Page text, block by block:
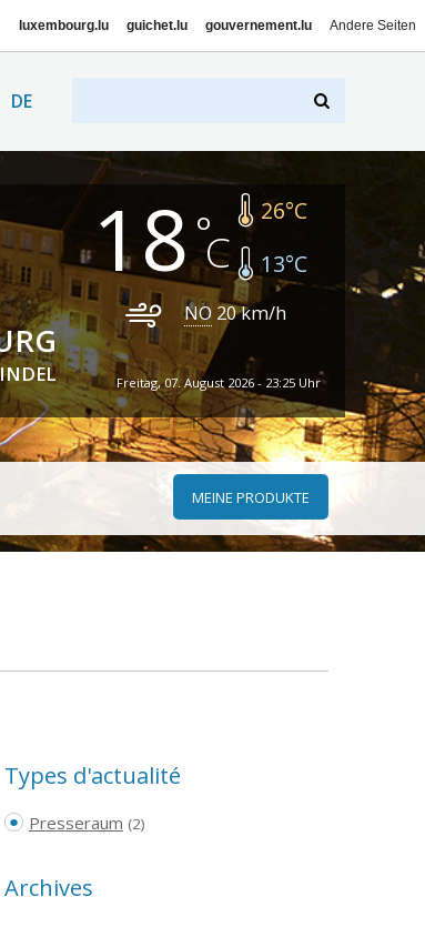
luxembourg.lu guichet.lu gouvernement.lu Andere Seiten
DE
18 26°C
13°C
NO 20km/h
Freitag, 07. August 2026 - 23:25 Uhr
MEINE PRODUKTE
Types d'actualité
Presseraum (2)
Archives